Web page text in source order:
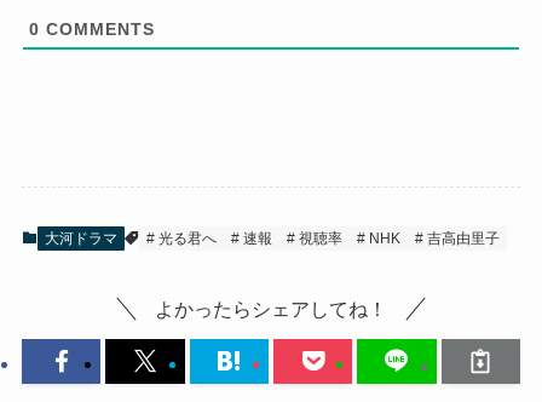
0 COMMENTS
大河ドラマ 光る君へ 速報 視聴率 NHK 吉高由里子
よかったらシェアしてね！